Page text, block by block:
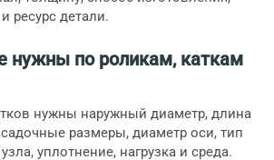
ресурс детали.
нужны по роликам, каткам
нужны наружный диаметр, длина
размеры, диаметр оси, тип
уплотнение, нагрузка и среда.